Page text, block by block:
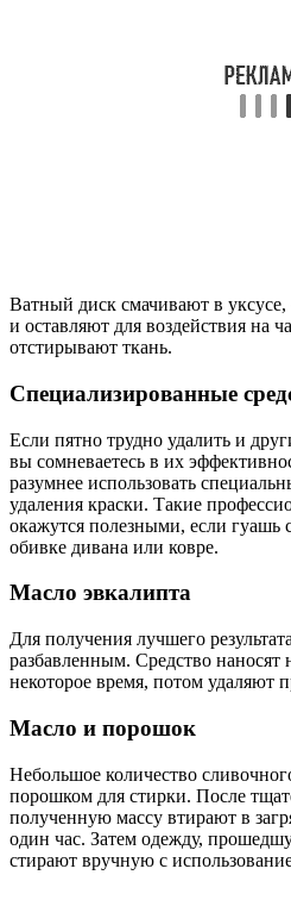
Ватный диск смачивают в
и оставляют для воздействия на
отстирывают ткань.
Специализированные
Если пятно трудно удалить и
вы сомневаетесь в их
разумнее использовать
удаления краски. Такие
окажутся полезными, если гуашь
обивке дивана или ковре.
Масло эвкалипта
Для получения лучшего
разбавленным. Средство наносят
некоторое время, потом удаляют
Масло и порошок
Небольшое количество
порошком для стирки. После
полученную массу втирают в
один час. Затем одежду,
стирают вручную с